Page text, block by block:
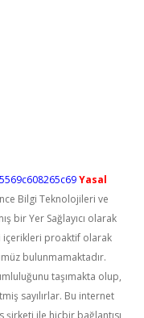
Yasal
Bilgi Teknolojileri ve
bir Yer Sağlayıcı olarak
içerikleri proaktif olarak
bulunmamaktadır.
taşımakta olup,
sayılırlar. Bu internet
şirketi ile hiçbir bağlantısı